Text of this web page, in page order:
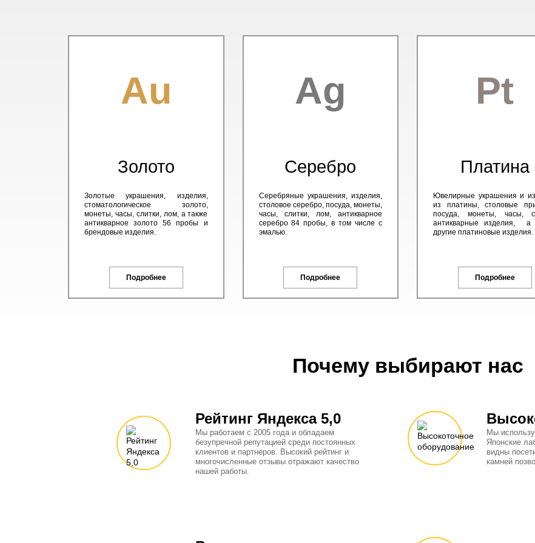
Au
Золото
Золотые украшения, изделия,
стоматологическое золото,
монеты, часы, слитки, лом, а также
антикварное золото 56 пробы и
брендовые изделия.
Подробнее
Ag
Серебро
Серебряные украшения, изделия,
столовое серебро, посуда, монеты,
часы, слитки, лом, антикварное
серебро 84 пробы, в том числе с
эмалью.
Подробнее
Pt
Платина
Ювелирные украшения и
из платины, столовые
посуда, монеты, часы,
антикварные изделия, а
другие платиновые изделия.
Подробнее
Почему выбирают нас
Рейтинг Яндекса 5,0
Мы работаем с 2005 года и обладаем
безупречной репутацией среди постоянных
клиентов и партнеров. Высокий рейтинг и
многочисленные отзывы отражают качество
нашей работы.
Мы
Японские
видны
камней